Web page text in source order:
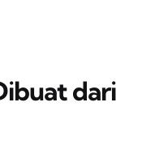
dari